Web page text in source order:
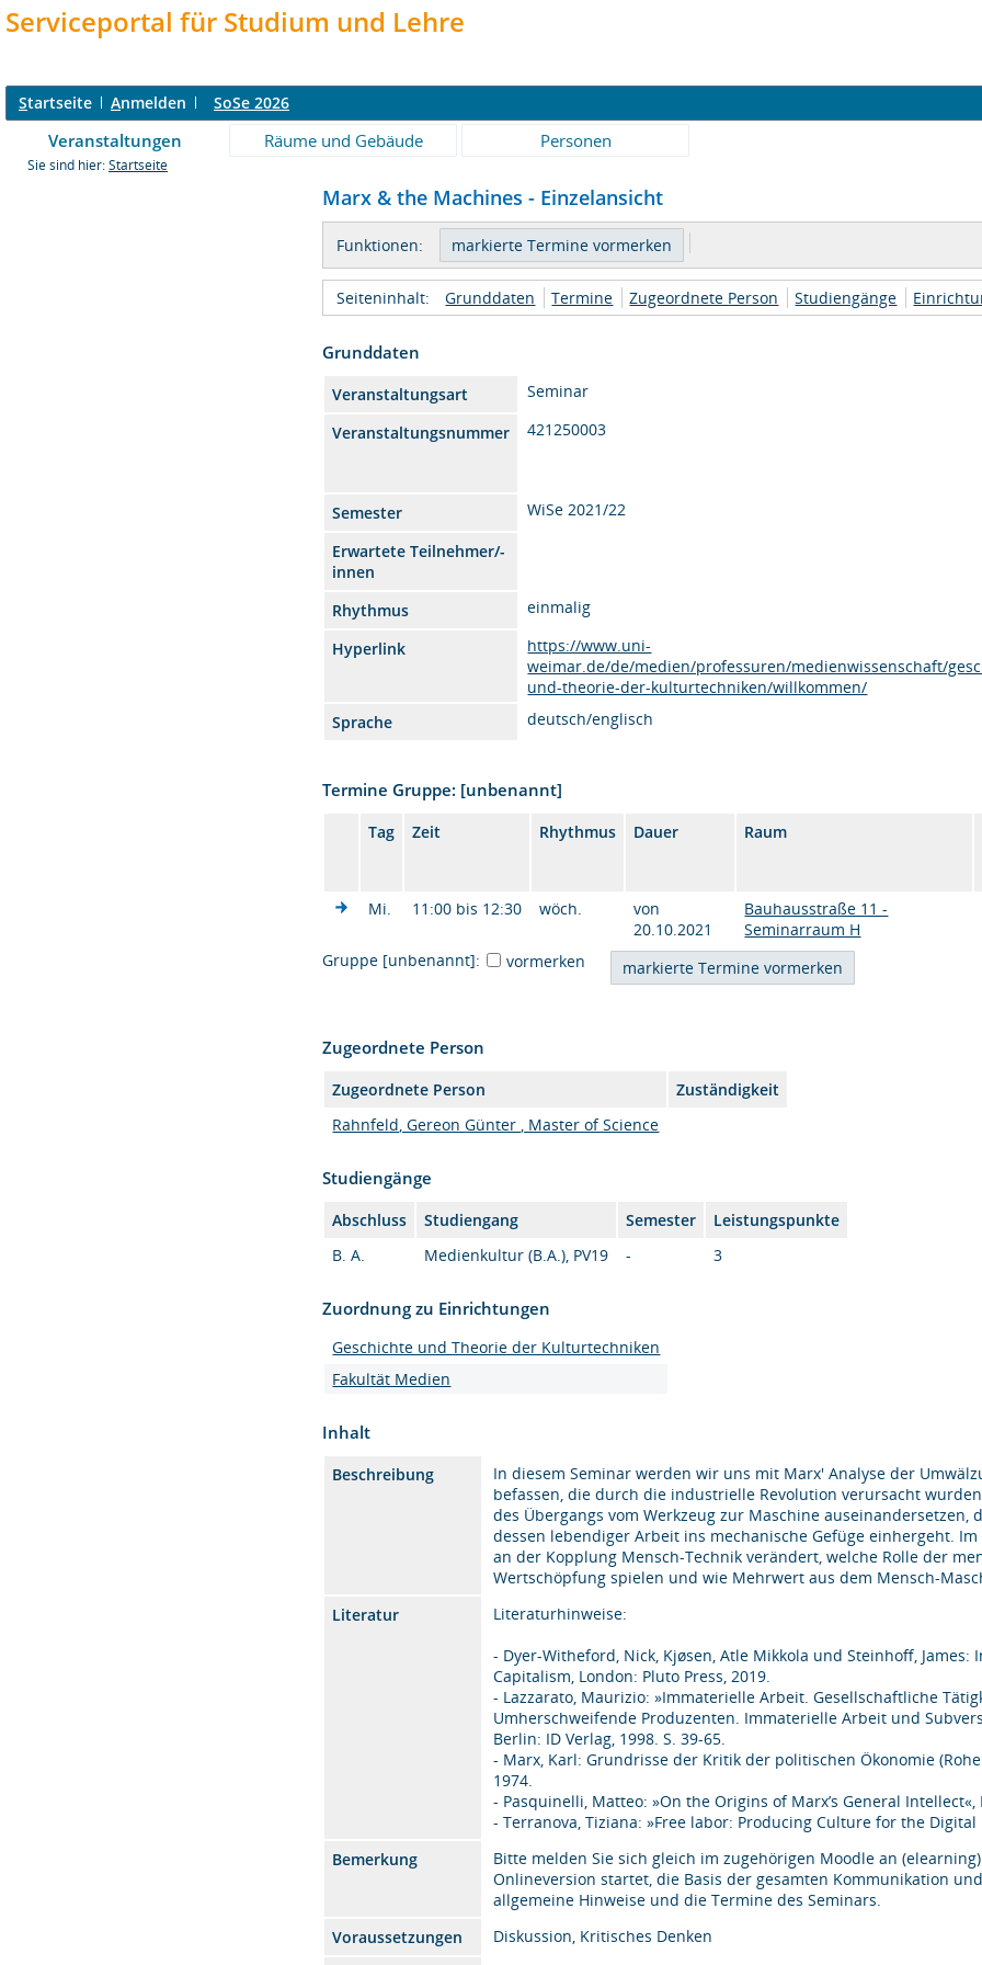
Serviceportal für Studium und Lehre
Startseite Anmelden SoSe 2026
Veranstaltungen Räume und Gebäude Personen
Sie sind hier: Startseite
Marx & the Machines - Einzelansicht
Funktionen:
Seiteninhalt: Grunddaten Termine Zugeordnete Person Studiengänge
Grunddaten
Veranstaltungsart Seminar
Veranstaltungsnummer
421250003
Semester WiSe 2021/22
Erwartete Teilnehmer/-
innen
Rhythmus
einmalig
Hyperlink
https://www.uni-
weimar.de/de/medien/professuren/medienwissenschaft/
und-theorie-der-kulturtechniken/willkommen/
Sprache
deutsch/englisch
Termine Gruppe: [unbenannt]
Tag Zeit Rhythmus Dauer Raum
Mi.
11:00 bis 12:30 wöch.
von
20.10.2021
Bauhausstraße 11 -
Seminarraum H
Gruppe [unbenannt]:
vormerken
Zugeordnete Person
Zugeordnete Person
Zuständigkeit
Rahnfeld, Gereon Günter , Master of Science
Studiengänge
Abschluss Studiengang Semester
Leistungspunkte
B. A.
Medienkultur (B.A.), PV19 - 3
Zuordnung zu Einrichtungen
Geschichte und Theorie der Kulturtechniken
Fakultät Medien
Inhalt
Beschreibung
In diesem Seminar werden wir uns mit Marx' Analyse der
befassen, die durch die industrielle Revolution verursacht
des Übergangs vom Werkzeug zur Maschine
dessen lebendiger Arbeit ins mechanische Gefüge einhergeht.
an der Kopplung Mensch-Technik verändert, welche Rolle der
Wertschöpfung spielen und wie Mehrwert aus dem Mensch-
Literatur
Literaturhinweise:
- Dyer-Witheford, Nick, Kjøsen, Atle Mikkola und Steinhoff,
Capitalism, London: Pluto Press, 2019.
- Lazzarato, Maurizio: »Immaterielle Arbeit. Gesellschaftliche
Umherschweifende Produzenten. Immaterielle Arbeit und
Berlin: ID Verlag, 1998. S. 39-65.
- Marx, Karl: Grundrisse der Kritik der politischen Ökonomie
1974.
- Pasquinelli, Matteo: »On the Origins of Marx’s General Intellect«,
- Terranova, Tiziana: »Free labor: Producing Culture for the Digital
Bemerkung
Bitte melden Sie sich gleich im zugehörigen Moodle an
Onlineversion startet, die Basis der gesamten Kommunikation
allgemeine Hinweise und die Termine des Seminars.
Voraussetzungen
Diskussion, Kritisches Denken